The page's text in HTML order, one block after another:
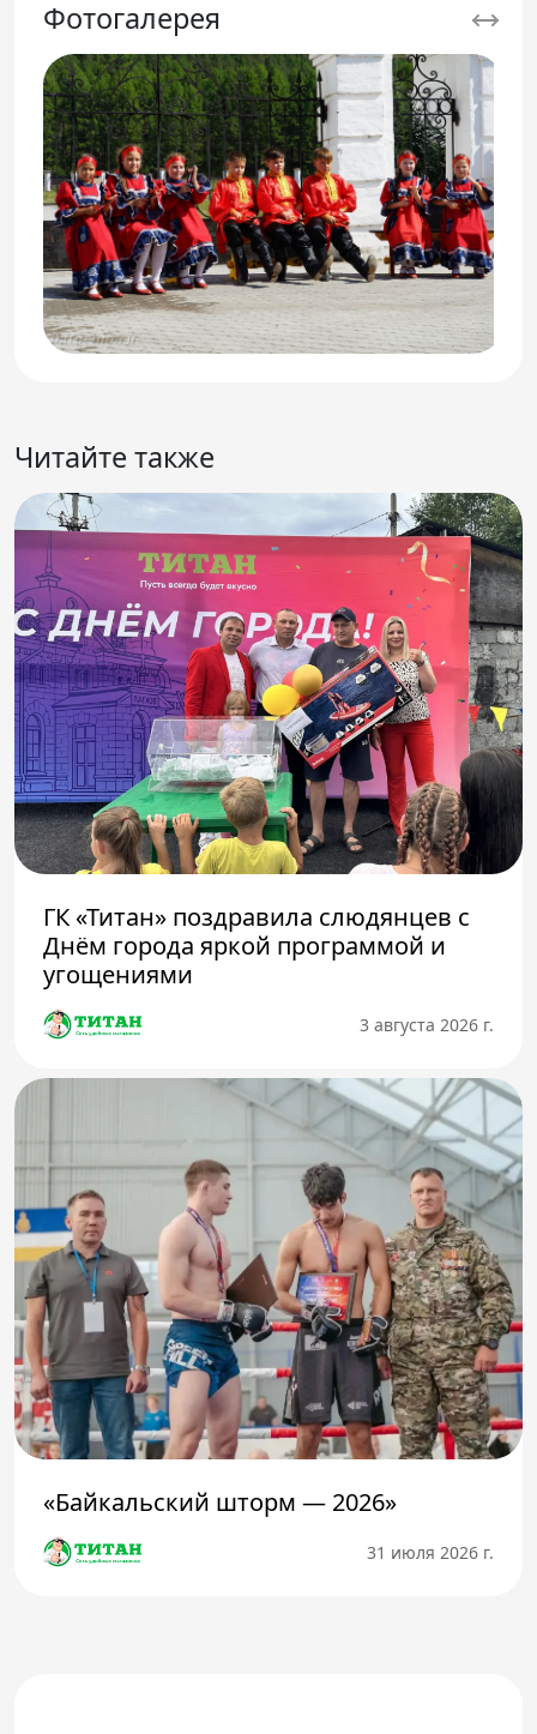
Фотогалерея
Читайте также
ГК «Титан» поздравила слюдянцев с
Днём города яркой программой и
угощениями
3 августа 2026 г.
«Байкальский шторм — 2026»
31 июля 2026 г.